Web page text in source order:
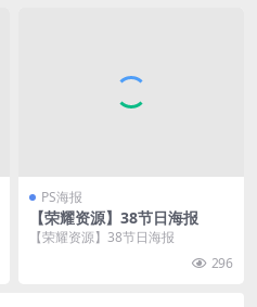
PS海报
【荣耀资源】38节日海报
【荣耀资源】38节日海报
296